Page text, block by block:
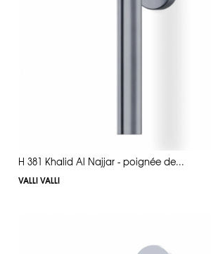
H 381 Khalid Al Najjar - poignée de...
VALLI VALLI